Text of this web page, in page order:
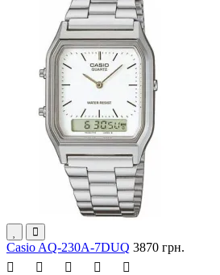
Casio AQ-230A-7DUQ 3870 грн.